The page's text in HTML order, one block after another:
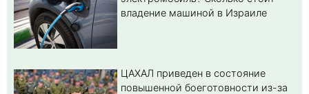
владение машиной в Израиле
ЦАХАЛ приведен в состояние
повышенной боеготовности из-за